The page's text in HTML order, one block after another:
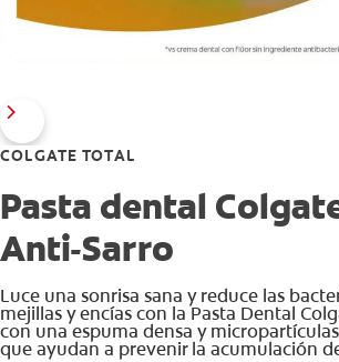
COLGATE TOTAL
Pasta dental
Anti-Sarro
Luce una sonrisa sana y reduce las
mejillas y encías con la Pasta Dental
con una espuma densa y
que ayudan a prevenir la acumulación